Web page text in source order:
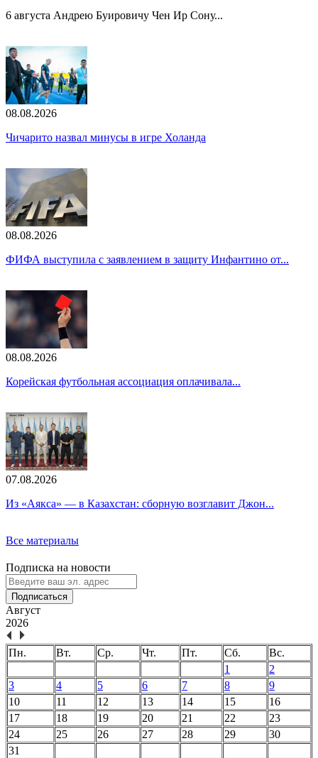
6 августа Андрею Буировичу Чен Ир Сону...
08.08.2026
Чичарито назвал минусы в игре Холанда
08.08.2026
ФИФА выступила с заявлением в защиту Инфантино от...
08.08.2026
Корейская футбольная ассоциация оплачивала...
07.08.2026
Из «Аякса» — в Казахстан: сборную возглавит Джон...
Все материалы
Подписка на новости
Подписаться
Август
2026
Пн. Вт. Ср. Чт. Пт. Сб.
Вс.
1
2
3
4 5 6 7 8
9
10
11 12 13 14 15
16
17
18 19 20 21 22
23
24
25 26 27 28 29
30
31